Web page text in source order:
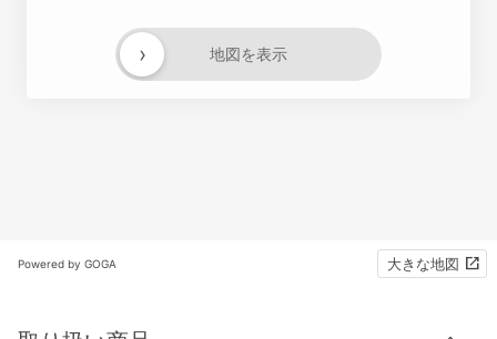
地図を表示
›
Powered by GOGA 大きな地図